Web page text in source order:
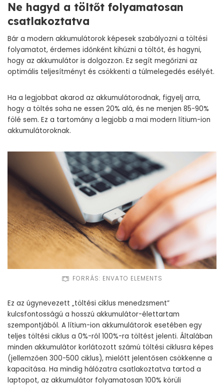
Ne hagyd a töltőt folyamatosan
csatlakoztatva
Bár a modern akkumulátorok képesek szabályozni a töltési
folyamatot, érdemes időnként kihúzni a töltőt, és hagyni,
hogy az akkumulátor is dolgozzon. Ez segít megőrizni az
optimális teljesítményt és csökkenti a túlmelegedés esélyét.
Ha a legjobbat akarod az akkumulátorodnak, figyelj arra,
hogy a töltés soha ne essen 20% alá, és ne menjen 85-90%
fölé sem. Ez a tartomány a legjobb a mai modern lítium-ion
akkumulátoroknak.
FORRÁS: ENVATO ELEMENTS
Ez az úgynevezett „töltési ciklus menedzsment”
kulcsfontosságú a hosszú akkumulátor-élettartam
szempontjából. A lítium-ion akkumulátorok esetében egy
teljes töltési ciklus a 0%-ról 100%-ra töltést jelenti. Általában
minden akkumulátor korlátozott számú töltési ciklusra képes
(jellemzően 300-500 ciklus), mielőtt jelentősen csökkenne a
kapacitása. Ha mindig hálózatra csatlakoztatva tartod a
laptopot, az akkumulátor folyamatosan 100% körüli